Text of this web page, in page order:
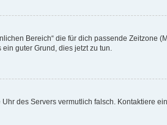
Bereich“ die für dich passende Zeitzone
guter Grund, dies jetzt zu tun.
des Servers vermutlich falsch. Kontaktiere